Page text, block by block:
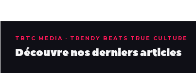
TBTC MEDIA · TRENDY BEATS TRUE CULTURE
Découvre nos derniers articles